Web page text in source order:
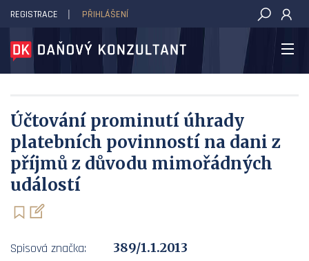
DAŇOVÝ KONZULTANT
REGISTRACE PŘIHLÁŠENÍ
Účtování prominutí úhrady
platebních povinností na dani z
příjmů z důvodu mimořádných
událostí
Spisová značka:
389/1.1.2013